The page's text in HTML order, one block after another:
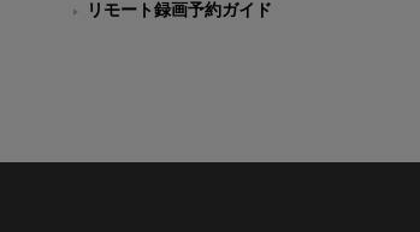
リモート録画予約ガイド